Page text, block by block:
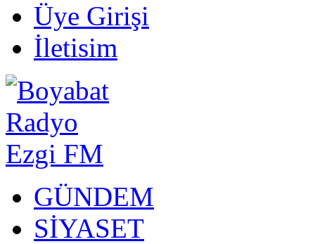
Üye Girişi
İletisim
GÜNDEM
SİYASET